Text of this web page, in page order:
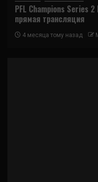
PFL Champions Series
прямая трансляция
4 месяца тому назад